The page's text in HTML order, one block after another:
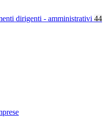
dirigenti - amministrativi 44